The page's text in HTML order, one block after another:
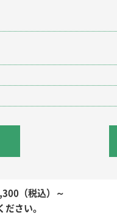
（税込）～
さい。